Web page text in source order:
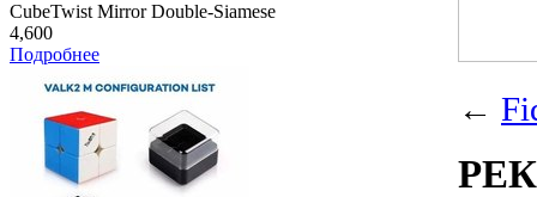
CubeTwist Mirror Double-Siamese
4,600
Подробнее
←